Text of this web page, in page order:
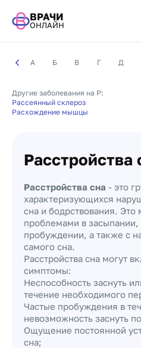
ВРАЧИ
ОНЛАЙН
А Б В Г Д
Другие заболевания на Р:
Рассеянный склероз
Расхождение мышцы
Расстройства
Расстройства сна - это
характеризующихся
сна и бодрствования. Это
проблемами в
пробуждении, а также с
самого сна.
Расстройства сна могут
симптомы:
Неспособность заснуть
течение необходимого
Частые пробуждения в
невозможность заснуть
Ощущение постоянной
сна;